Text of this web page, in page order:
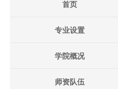
首页
专业设置
学院概况
师资队伍